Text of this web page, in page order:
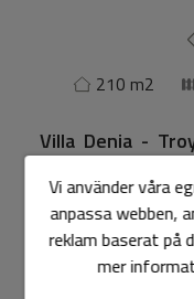
210 m2
Villa Denia -
Villa med utsikt
Bottenvåningen
kök, 3 dubbelrum,
ett vardagsrum/
Vi använder våra
anpassa webben,
reklam baserat på
mer